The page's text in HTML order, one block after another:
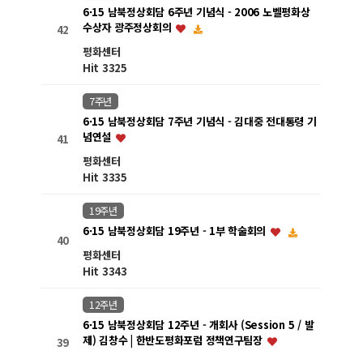
42
6·15 남북정상회담 6주년 기념식 - 2006 노벨평화상
수상자 광주정상회의
평화센터
Hit 3325
41
7주년
6·15 남북정상회담 7주년 기념식 - 김대중 전대통령 기
념연설
평화센터
Hit 3335
40
19주년
6·15 남북정상회담 19주년 - 1부 학술회의
평화센터
Hit 3343
39
12주년
6·15 남북정상회담 12주년 - 개회사 (Session 5 / 발
제) 김창수 | 한반도평화포럼 정책연구팀장